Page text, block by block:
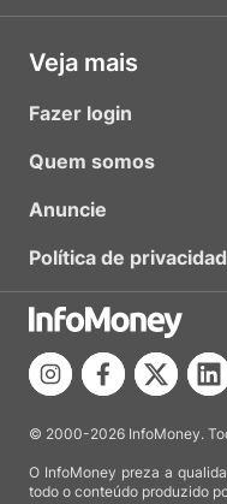
Veja mais
Fazer login
Quem somos
Anuncie
Política de
© 2000-2026 InfoMoney.
O InfoMoney preza a
todo o conteúdo produzido